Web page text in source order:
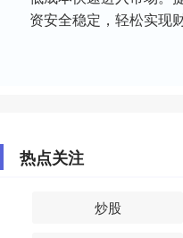
资安全稳定，轻松实现
热点关注
炒股